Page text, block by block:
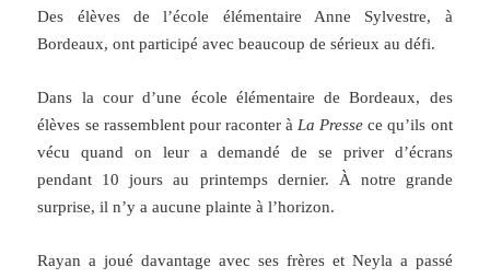
Des élèves de l’école élémentaire Anne Sylvestre, à
Bordeaux, ont participé avec beaucoup de sérieux au défi.
Dans la cour d’une école élémentaire de Bordeaux, des
élèves se rassemblent pour raconter àLa Presse ce qu’ils ont
vécu quand on leur a demandé de se priver d’écrans
pendant 10 jours au printemps dernier. À notre grande
surprise, il n’y a aucune plainte à l’horizon.
Rayan a joué davantage avec ses frères et Neyla a passé